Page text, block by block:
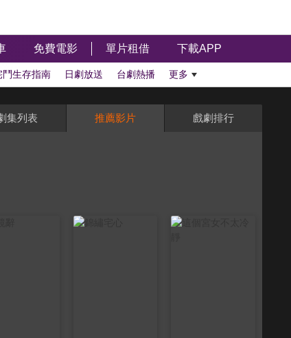
免費電影 單片租借 下載APP
鬥生存指南 日劇放送 台劇熱播 更多
集列表 推薦影片 戲劇排行